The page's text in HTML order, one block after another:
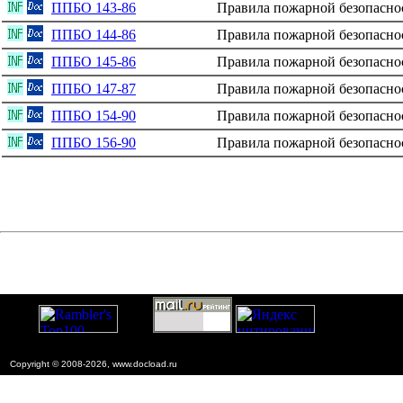
ППБО 143-86
Правила пожарной
ППБО 144-86
Правила пожарной
ППБО 145-86
Правила пожарной
ППБО 147-87
Правила пожарной
ППБО 154-90
Правила пожарной
ППБО 156-90
Правила пожарной
Copyright © 2008-2026, www.docload.ru